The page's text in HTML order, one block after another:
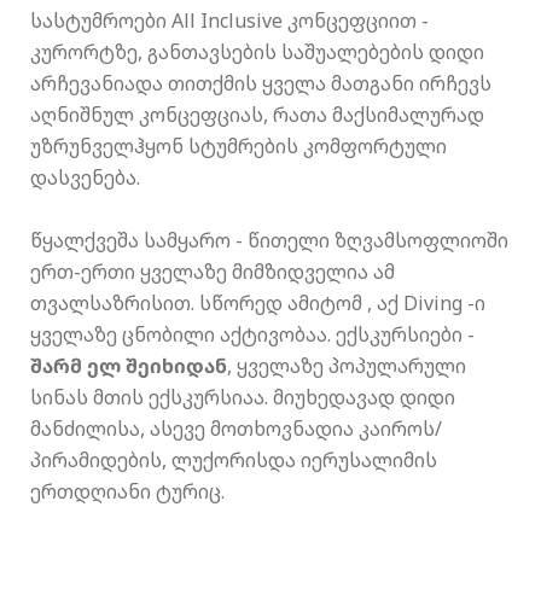
სასტუმროები All Inclusive კონცეფციით -
კურორტზე, განთავსების საშუალებების დიდი
არჩევანიადა თითქმის ყველა მათგანი ირჩევს
აღნიშნულ კონცეფციას, რათა მაქსიმალურად
უზრუნველჰყონ სტუმრების კომფორტული
დასვენება.
წყალქვეშა სამყარო - წითელი ზღვამსოფლიოში
ერთ-ერთი ყველაზე მიმზიდველია ამ
თვალსაზრისით. სწორედ ამიტომ , აქ Diving -ი
ყველაზე ცნობილი აქტივობაა. ექსკურსიები -
შარმ ელ შეიხიდან, ყველაზე პოპულარული
სინას მთის ექსკურსიაა. მიუხედავად დიდი
მანძილისა, ასევე მოთხოვნადია კაიროს/
პირამიდების, ლუქორისდა იერუსალიმის
ერთდღიანი ტურიც.